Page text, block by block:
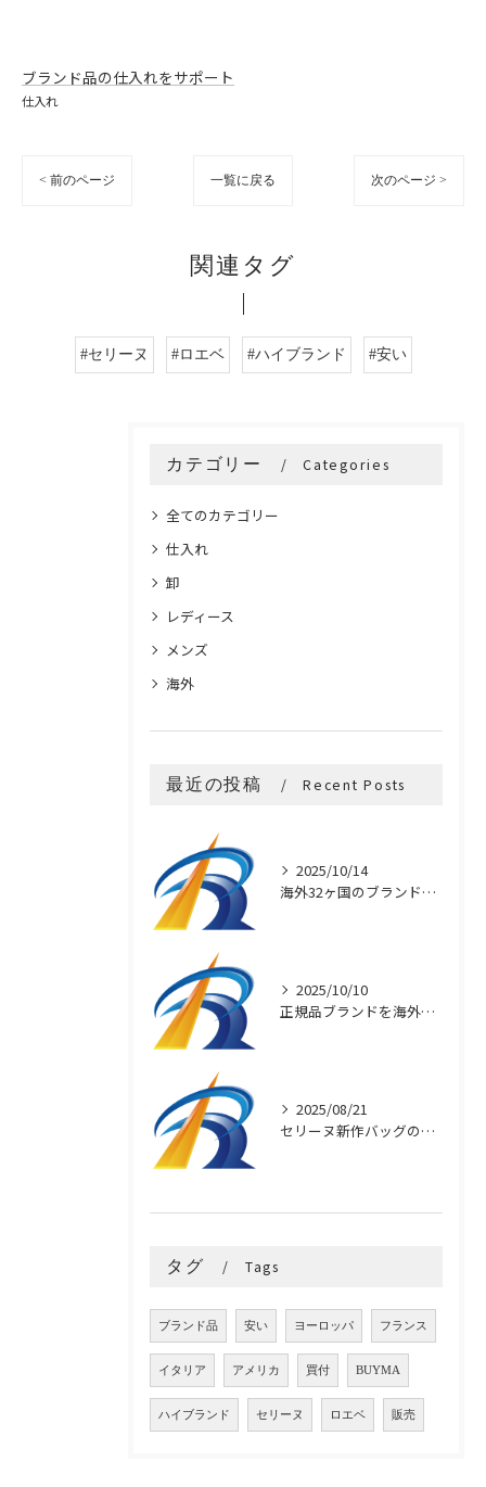
ブランド品の仕入れをサポート
仕入れ
< 前のページ 一覧に戻る 次のページ >
関連タグ
#セリーヌ #ロエベ #ハイブランド #安い
カテゴリー Categories
全てのカテゴリー
仕入れ
卸
レディース
メンズ
海外
最近の投稿 Recent Posts
2025/10/14
海外32ヶ国のブランド買付け術
2025/10/10
正規品ブランドを海外直輸入で安く買う秘訣
2025/08/21
セリーヌ新作バッグの魅力と選び方
タグ Tags
ブランド品 安い ヨーロッパ フランス
イタリア アメリカ 買付 BUYMA
ハイブランド セリーヌ ロエベ 販売